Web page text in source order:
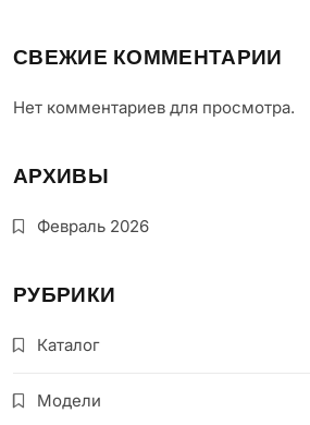
СВЕЖИЕ КОММЕНТАРИИ
Нет комментариев для просмотра.
АРХИВЫ
Февраль 2026
РУБРИКИ
Каталог
Модели